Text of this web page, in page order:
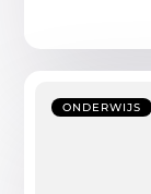
ONDERWIJS